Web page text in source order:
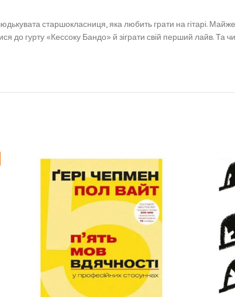
старшокласниця, яка любить грати на гітарі.
до гурту «Кессоку Бандо» й зіграти свій перший лайв. Та